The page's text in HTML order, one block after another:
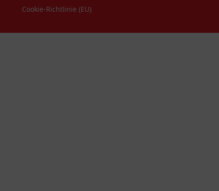
Cookie-Richtlinie (EU)